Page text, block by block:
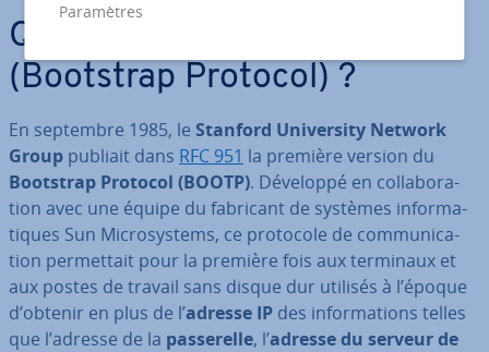
Qu’est-ce que le BOOTP
(Bootstrap Protocol) ?
En septembre 1985, le Stanford Uni­ver­sity Network
Group publiait dans RFC 951 la première version du
Bootstrap Protocol (BOOTP). Développé en col­la­bo­ra­
tion avec une équipe du fabricant de systèmes in­for­ma­
tiques Sun Mi­cro­sys­tems, ce protocole de com­mu­ni­ca­
tion per­met­tait pour la première fois aux terminaux et
aux postes de travail sans disque dur utilisés à l’époque
d’obtenir en plus de l’adresse IP des in­for­ma­tions telles
que l’adresse de la pas­se­relle, l’adresse du serveur de
Paramètres